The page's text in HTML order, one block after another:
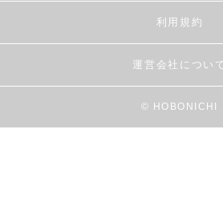
利用規約
運営会社について
© HOBONICHI